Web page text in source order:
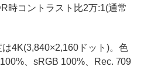
時コントラスト比2万:1(通常
4K(3,840×2,160ドット)。色
、sRGB 100%、Rec. 709